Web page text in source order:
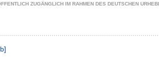
ZUGÄNGLICH IM RAHMEN DES DEUTSCHEN
]